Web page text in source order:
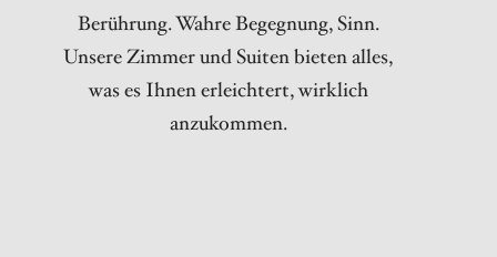
Berührung. Wahre Begegnung, Sinn.
Unsere Zimmer und Suiten bieten alles,
was es Ihnen erleichtert, wirklich
anzukommen.